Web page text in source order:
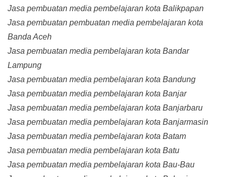
Jasa pembuatan media pembelajaran kota Balikpapan
Jasa pembuatan pembuatan media pembelajaran kota
Banda Aceh
Jasa pembuatan media pembelajaran kota Bandar
Lampung
Jasa pembuatan media pembelajaran kota Bandung
Jasa pembuatan media pembelajaran kota Banjar
Jasa pembuatan media pembelajaran kota Banjarbaru
Jasa pembuatan media pembelajaran kota Banjarmasin
Jasa pembuatan media pembelajaran kota Batam
Jasa pembuatan media pembelajaran kota Batu
Jasa pembuatan media pembelajaran kota Bau-Bau